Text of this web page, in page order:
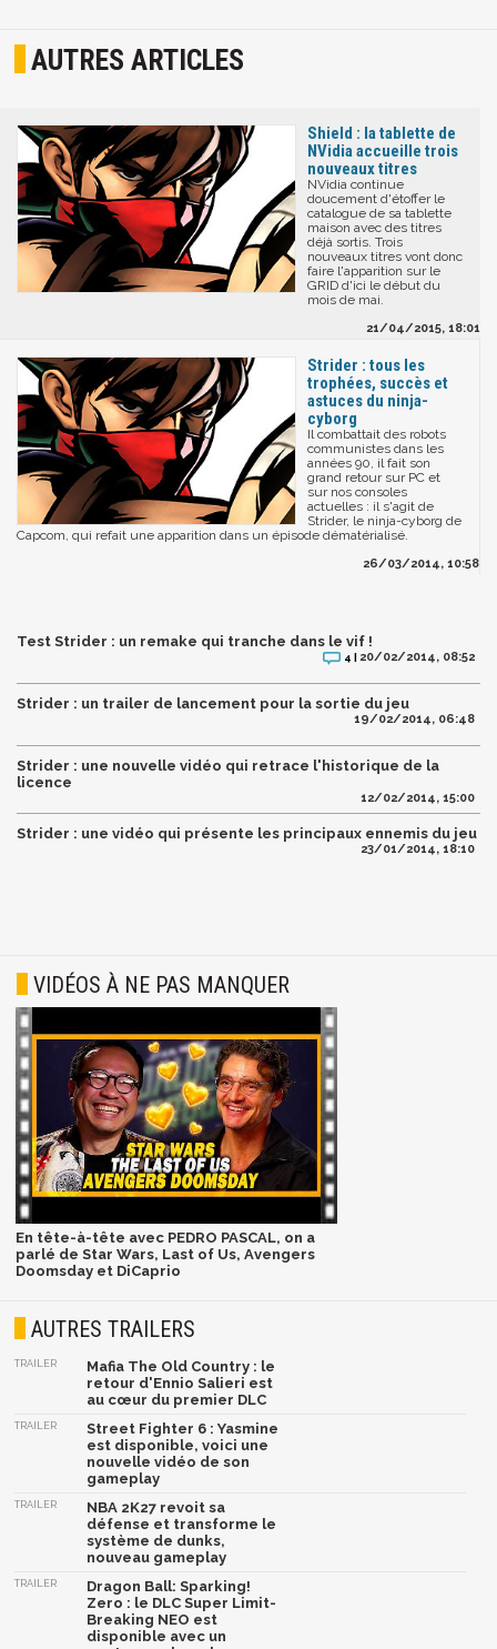
AUTRES ARTICLES
Shield : la tablette de
NVidia accueille trois
nouveaux titres
NVidia continue
doucement d'étoffer le
catalogue de sa tablette
maison avec des titres
déjà sortis. Trois
nouveaux titres vont donc
faire l'apparition sur le
GRID d'ici le début du
mois de mai.
21/04/2015, 18:01
Strider : tous les
trophées, succès et
astuces du ninja-
cyborg
Il combattait des robots
communistes dans les
années 90, il fait son
grand retour sur PC et
sur nos consoles
actuelles : il s'agit de
Strider, le ninja-cyborg de
Capcom, qui refait une apparition dans un épisode dématérialisé.
26/03/2014, 10:58
Test Strider : un remake qui tranche dans le vif !
4 | 20/02/2014, 08:52
Strider : un trailer de lancement pour la sortie du jeu
19/02/2014, 06:48
Strider : une nouvelle vidéo qui retrace l'historique de la
licence
12/02/2014, 15:00
Strider : une vidéo qui présente les principaux ennemis du jeu
23/01/2014, 18:10
VIDÉOS À NE PAS MANQUER
En tête-à-tête avec PEDRO PASCAL, on a
parlé de Star Wars, Last of Us, Avengers
Doomsday et DiCaprio
AUTRES TRAILERS
TRAILER
Mafia The Old Country : le
retour d'Ennio Salieri est
au cœur du premier DLC
TRAILER
Street Fighter 6 : Yasmine
est disponible, voici une
nouvelle vidéo de son
gameplay
TRAILER
NBA 2K27 revoit sa
défense et transforme le
système de dunks,
nouveau gameplay
TRAILER
Dragon Ball: Sparking!
Zero : le DLC Super Limit-
Breaking NEO est
disponible avec un